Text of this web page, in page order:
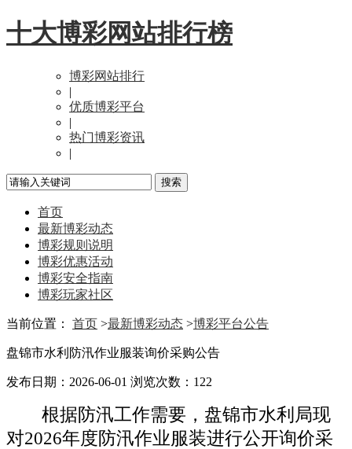
十大博彩网站排行榜
博彩网站排行
|
优质博彩平台
|
热门博彩资讯
|
首页
最新博彩动态
博彩规则说明
博彩优惠活动
博彩安全指南
博彩玩家社区
当前位置： 首页 >最新博彩动态 >博彩平台公告
盘锦市水利防汛作业服装询价采购公告
发布日期：2026-06-01 浏览次数： 122
根据防汛工作需要 ， 盘锦市水利 局现
对2026年度防汛作业服装进行公开询价采